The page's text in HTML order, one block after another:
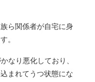
ら関係者が自宅に身
。
なり悪化しており、
まれてうつ状態にな